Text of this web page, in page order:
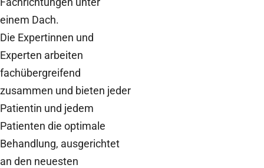
einem Dach.
Die Expertinnen und
Experten arbeiten
fachübergreifend
zusammen und bieten jeder
Patientin und jedem
Patienten die optimale
Behandlung, ausgerichtet
an den neuesten